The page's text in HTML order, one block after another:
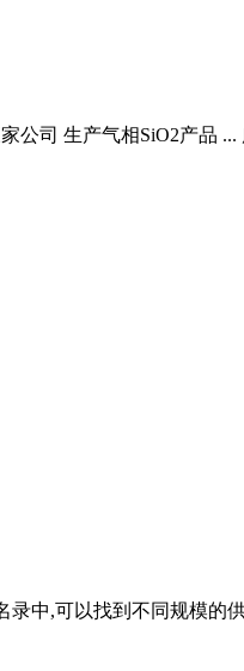
司 生产气相SiO2产品
中,可以找到不同规模的